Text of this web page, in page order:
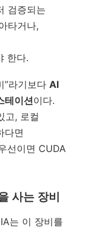
검증되는
타거나,
한다.
”라기보다AI
테이션이다.
고, 로컬
다면
선이면 CUDA
사는 장비
는 이 장비를